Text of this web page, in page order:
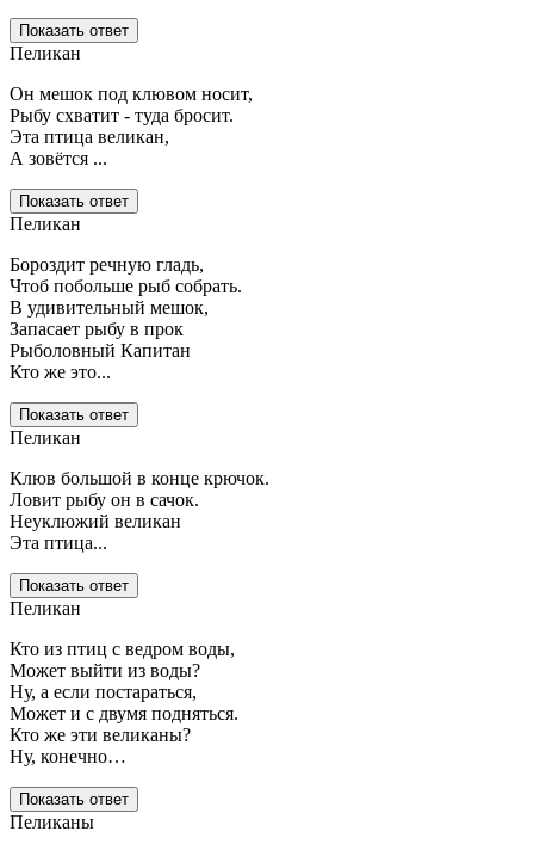
Показать ответ
Пеликан
Он мешок под клювом носит,
Рыбу схватит - туда бросит.
Эта птица великан,
А зовётся ...
Показать ответ
Пеликан
Бороздит речную гладь,
Чтоб побольше рыб собрать.
В удивительный мешок,
Запасает рыбу в прок
Рыболовный Капитан
Кто же это...
Показать ответ
Пеликан
Клюв большой в конце крючок.
Ловит рыбу он в сачок.
Неуклюжий великан
Эта птица...
Показать ответ
Пеликан
Кто из птиц с ведром воды,
Может выйти из воды?
Ну, а если постараться,
Может и с двумя подняться.
Кто же эти великаны?
Ну, конечно…
Показать ответ
Пеликаны